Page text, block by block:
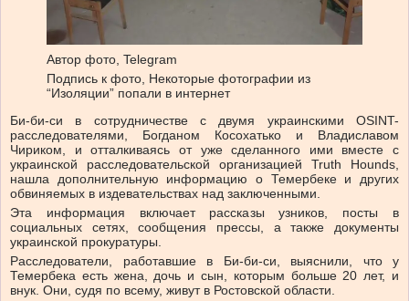
Автор фото, Telegram
Подпись к фото, Некоторые фотографии из
“Изоляции” попали в интернет
Би-би-си в сотрудничестве с двумя украинскими OSINT-
расследователями, Богданом Косохатько и Владиславом
Чириком, и отталкиваясь от уже сделанного ими вместе с
украинской расследовательской организацией Truth Hounds,
нашла дополнительную информацию о Темербеке и других
обвиняемых в издевательствах над заключенными.
Эта информация включает рассказы узников, посты в
социальных сетях, сообщения прессы, а также документы
украинской прокуратуры.
Расследователи, работавшие в Би-би-си, выяснили, что у
Темербека есть жена, дочь и сын, которым больше 20 лет, и
внук. Они, судя по всему, живут в Ростовской области.